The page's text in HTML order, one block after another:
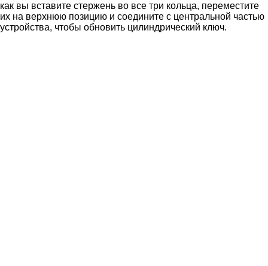
как вы вставите стержень во все три кольца, переместите
их на верхнюю позицию и соедините с центральной частью
устройства, чтобы обновить цилиндрический ключ.